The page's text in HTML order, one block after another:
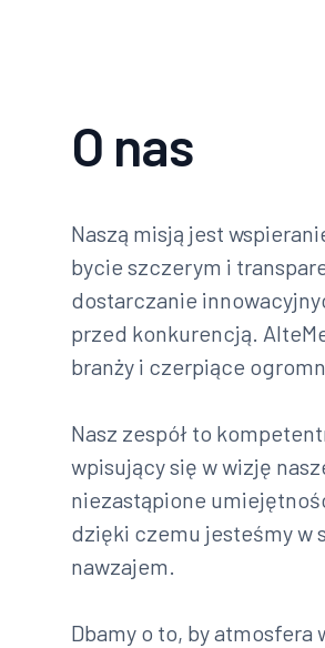
O nas
Naszą misją jest
bycie szczerym i
dostarczanie
przed konkurencją.
branży i czerpiące
Nasz zespół to
wpisujący się w wizję
niezastąpione
dzięki czemu jesteśmy w
nawzajem.
Dbamy o to, by atmosfera